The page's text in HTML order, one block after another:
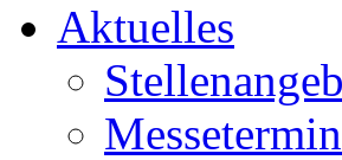
Aktuelles